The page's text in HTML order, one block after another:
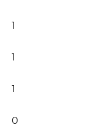
1
1
1
0